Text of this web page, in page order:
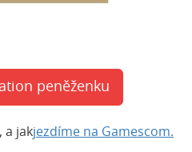
peněženku
a jakjezdíme na Gamescom.